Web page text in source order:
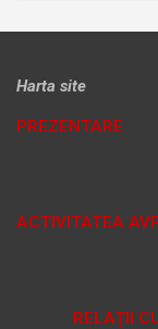
Harta site
PREZENTARE
ACTIVITATEA
RELAȚII